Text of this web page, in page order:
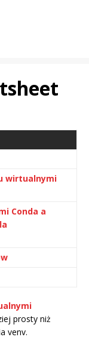
wirtualnymi
Conda a
prosty niż
venv.